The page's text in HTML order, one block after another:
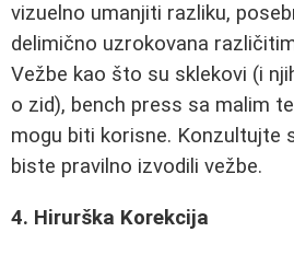
vizuelno umanjiti razliku,
delimično uzrokovana
Vežbe kao što su sklekovi (i
o zid), bench press sa malim
mogu biti korisne. Konzultujte
biste pravilno izvodili vežbe.
4. Hirurška Korekcija